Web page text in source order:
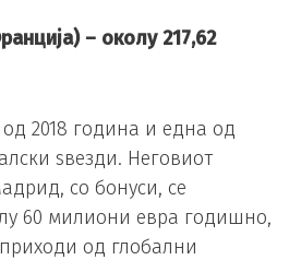
– околу 217,62
2018 година и една од
ѕвезди. Неговиот
со бонуси, се
60 милиони евра годишно,
од глобални